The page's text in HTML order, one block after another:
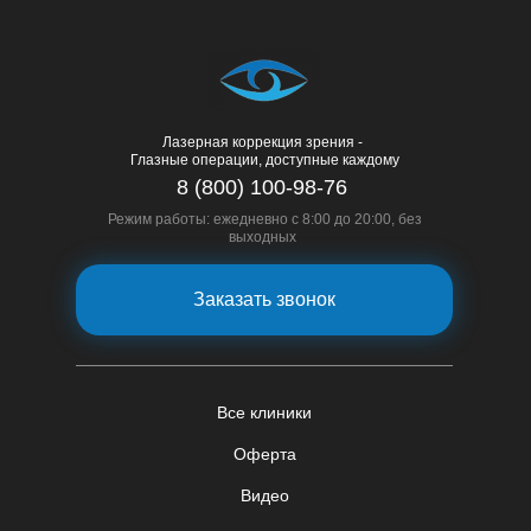
Лазерная коррекция зрения -
Глазные операции, доступные каждому
Оферта
Видео
Все клиники
8 (800) 100-98-76
Режим работы: ежедневно с 8:00 до 20:00, без
выходных
Заказать звонок